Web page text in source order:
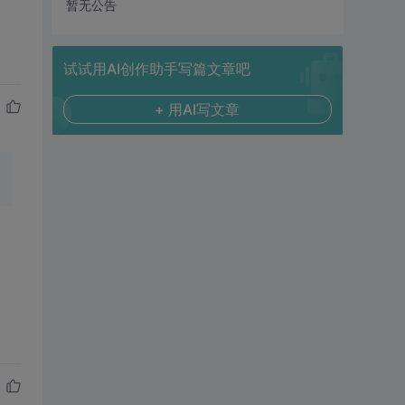
暂无公告
试试用AI创作助手写篇文章吧
+ 用AI写文章